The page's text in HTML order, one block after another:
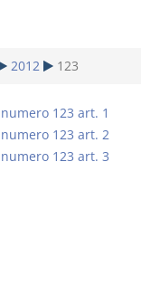
2012 123
123 art. 1
123 art. 2
123 art. 3